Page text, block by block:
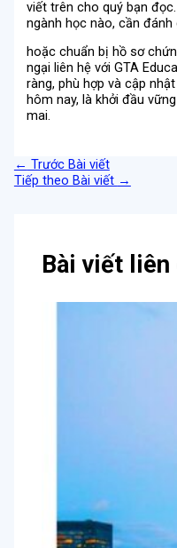
viết trên cho quý bạn
ngành học nào, cần
hoặc chuẩn bị hồ sơ
ngại liên hệ với GTA
ràng, phù hợp và cập
hôm nay, là khởi đầu
mai.
← Trước Bài viết
Tiếp theo Bài viết →
Bài viết liên